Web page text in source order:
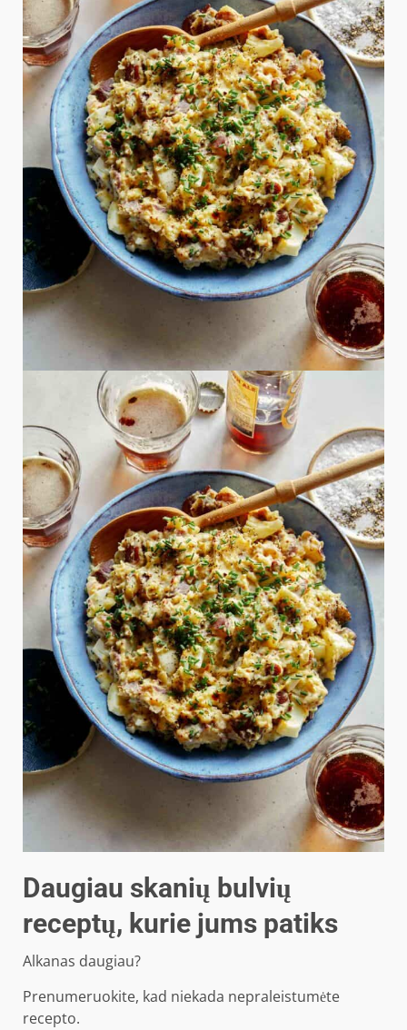
Daugiau skanių bulvių
receptų, kurie jums patiks
Alkanas daugiau?
Prenumeruokite, kad niekada nepraleistumėte
recepto.